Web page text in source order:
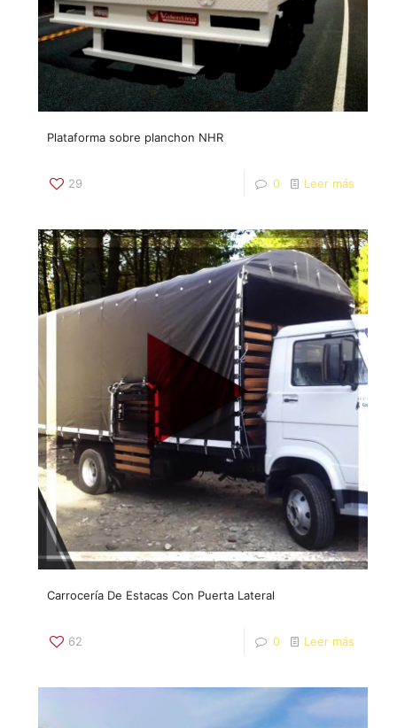
Plataforma sobre planchon NHR
29 0 Leer más
Carrocería De Estacas Con Puerta Lateral
62 0 Leer más